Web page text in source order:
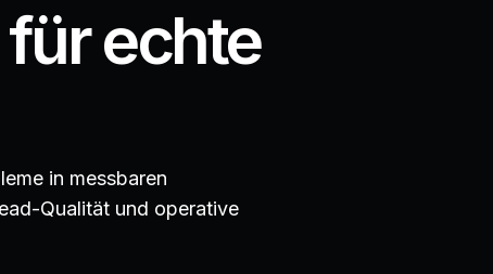
echte
in messbaren
Qualität und operative